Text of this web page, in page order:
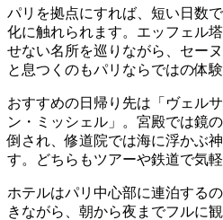
パリを拠点にすれば、短い日数
化に触れられます。エッフェル
せない名所を巡りながら、セー
と息つくのもパリならではの体験
おすすめの日帰り先は「ヴェル
ン・ミッシェル」。宮殿では鏡
倒され、修道院では海に浮かぶ
す。どちらもツアーや鉄道で気
ホテルはパリ中心部に連泊する
きながら、朝から夜までフルに